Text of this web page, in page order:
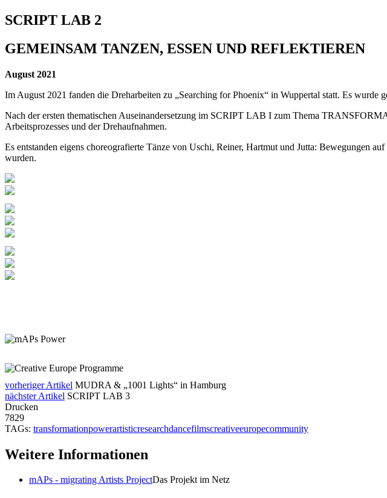
SCRIPT LAB 2
GEMEINSAM TANZEN, ESSEN UND REFLEKTIEREN
August 2021
Im August 2021 fanden die Dreharbeiten zu „Searching for Phoenix“ in Wuppertal statt. Es wurde
Nach der ersten thematischen Auseinandersetzung im SCRIPT LAB I zum Thema
Arbeitsprozesses und der Drehaufnahmen.
Es entstanden eigens choreografierte Tänze von Uschi, Reiner, Hartmut und Jutta: Bewegungen
wurden.
vorheriger Artikel MUDRA & „1001 Lights“ in Hamburg
nächster Artikel SCRIPT LAB 3
Drucken
7829
TAGs: transformationpowerartisticresearchdancefilmscreativeeuropecommunity
Weitere Informationen
mAPs - migrating Artists ProjectDas Projekt im Netz